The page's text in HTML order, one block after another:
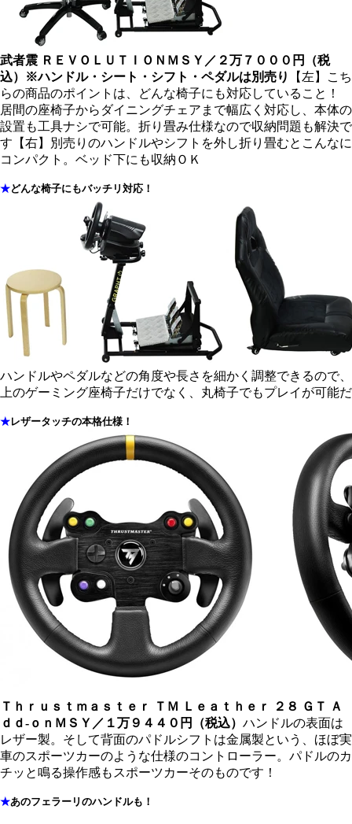
武者震 ＲＥＶＯＬＵＴＩＯＮ ＭＳＹ／２万７０００円（税
込）※ハンドル・シート・シフト・ペダルは別売り
【左】こち
らの商品のポイントは、どんな椅子にも対応していること！
居間の座椅子からダイニングチェアまで幅広く対応し、本体の
設置も工具ナシで可能。折り畳み仕様なので収納問題も解決で
す【右】別売りのハンドルやシフトを外し折り畳むとこんなに
コンパクト。ベッド下にも収納ＯＫ
★どんな椅子にもバッチリ対応！
ハンドルやペダルなどの角度や長さを細かく調整できるので、
上のゲーミング座椅子だけでなく、丸椅子でもプレイが可能だ
★レザータッチの本格仕様！
Ｔｈｒｕｓｔｍａｓｔｅｒ ＴＭ Ｌｅａｔｈｅｒ ２８ ＧＴ Ａ
ｄｄ-ｏｎ ＭＳＹ／１万９４４０円（税込） ハンドルの表面は
レザー製。そして背面のパドルシフトは金属製という、ほぼ実
車のスポーツカーのような仕様のコントローラー。パドルのカ
チッと鳴る操作感もスポーツカーそのものです！
★あのフェラーリのハンドルも！